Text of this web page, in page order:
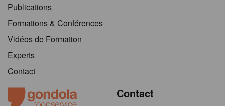
Publications
Formations & Conférences
Vidéos de Formation
Experts
Contact
Contact